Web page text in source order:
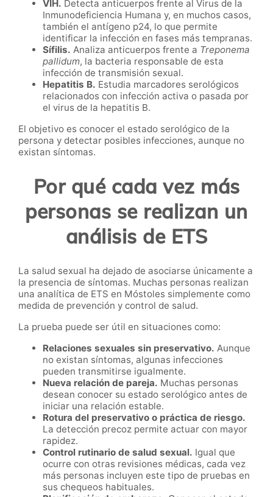
VIH. Detecta anticuerpos frente al Virus de la
Inmunodeficiencia Humana y, en muchos casos,
también el antígeno p24, lo que permite
identificar la infección en fases más tempranas.
Sífilis. Analiza anticuerpos frente a Treponema
pallidum, la bacteria responsable de esta
infección de transmisión sexual.
Hepatitis B. Estudia marcadores serológicos
relacionados con infección activa o pasada por
el virus de la hepatitis B.
El objetivo es conocer el estado serológico de la
persona y detectar posibles infecciones, aunque no
existan síntomas.
Por qué cada vez más
personas se realizan un
análisis de ETS
La salud sexual ha dejado de asociarse únicamente a
la presencia de síntomas. Muchas personas realizan
una analítica de ETS en Móstoles simplemente como
medida de prevención y control de salud.
La prueba puede ser útil en situaciones como:
Relaciones sexuales sin preservativo. Aunque
no existan síntomas, algunas infecciones
pueden transmitirse igualmente.
Nueva relación de pareja. Muchas personas
desean conocer su estado serológico antes de
iniciar una relación estable.
Rotura del preservativo o práctica de riesgo.
La detección precoz permite actuar con mayor
rapidez.
Control rutinario de salud sexual. Igual que
ocurre con otras revisiones médicas, cada vez
más personas incluyen este tipo de pruebas en
sus chequeos habituales.